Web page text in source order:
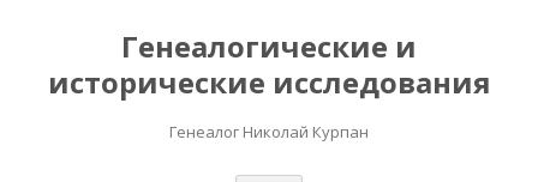
Генеалогические и
исторические исследования
Генеалог Николай Курпан